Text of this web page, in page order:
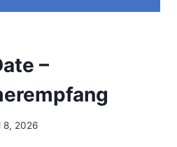
–
8, 2026